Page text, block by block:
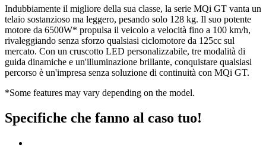
Indubbiamente il migliore della sua classe, la serie MQi GT vanta un
telaio sostanzioso ma leggero, pesando solo 128 kg. Il suo potente
motore da 6500W* propulsa il veicolo a velocità fino a 100 km/h,
rivaleggiando senza sforzo qualsiasi ciclomotore da 125cc sul
mercato. Con un cruscotto LED personalizzabile, tre modalità di
guida dinamiche e un'illuminazione brillante, conquistare qualsiasi
percorso è un'impresa senza soluzione di continuità con MQi GT.
*Some features may vary depending on the model.
Specifiche che fanno al caso tuo!